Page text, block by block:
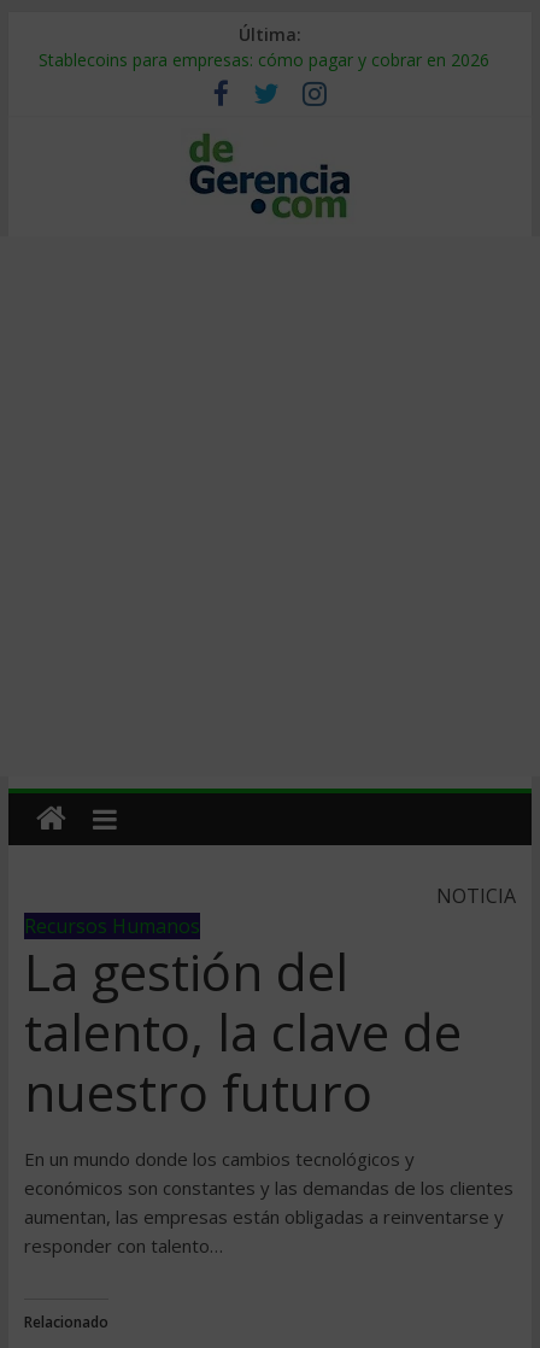
Última:
Stablecoins para empresas: cómo pagar y cobrar en 2026
Despido silencioso: qué es y por qué sale tan caro
IA en selección de personal: cómo auditarla a tiempo
Trabajo forzoso en la cadena de suministro: qué hacer
Mercado hispano de EE. UU.: cómo segmentarlo y venderle
NOTICIA
Recursos Humanos
La gestión del
talento, la clave de
nuestro futuro
En un mundo donde los cambios tecnológicos y
económicos son constantes y las demandas de los clientes
aumentan, las empresas están obligadas a reinventarse y
responder con talento…
Relacionado